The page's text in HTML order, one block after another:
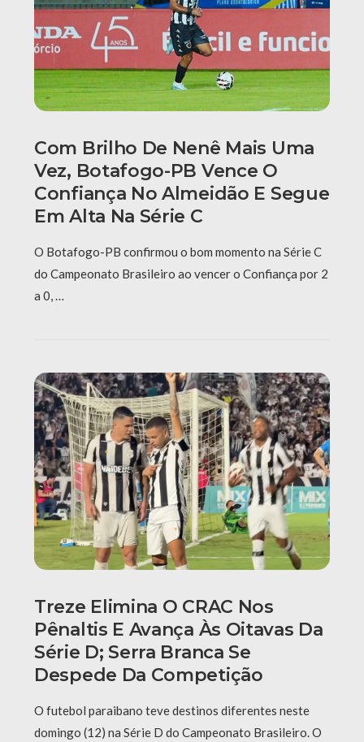
Com Brilho De Nenê Mais Uma
Vez, Botafogo-PB Vence O
Confiança No Almeidão E Segue
Em Alta Na Série C
O Botafogo-PB confirmou o bom momento na Série C
do Campeonato Brasileiro ao vencer o Confiança por 2
a 0, …
Treze Elimina O CRAC Nos
Pênaltis E Avança Às Oitavas Da
Série D; Serra Branca Se
Despede Da Competição
O futebol paraibano teve destinos diferentes neste
domingo (12) na Série D do Campeonato Brasileiro. O